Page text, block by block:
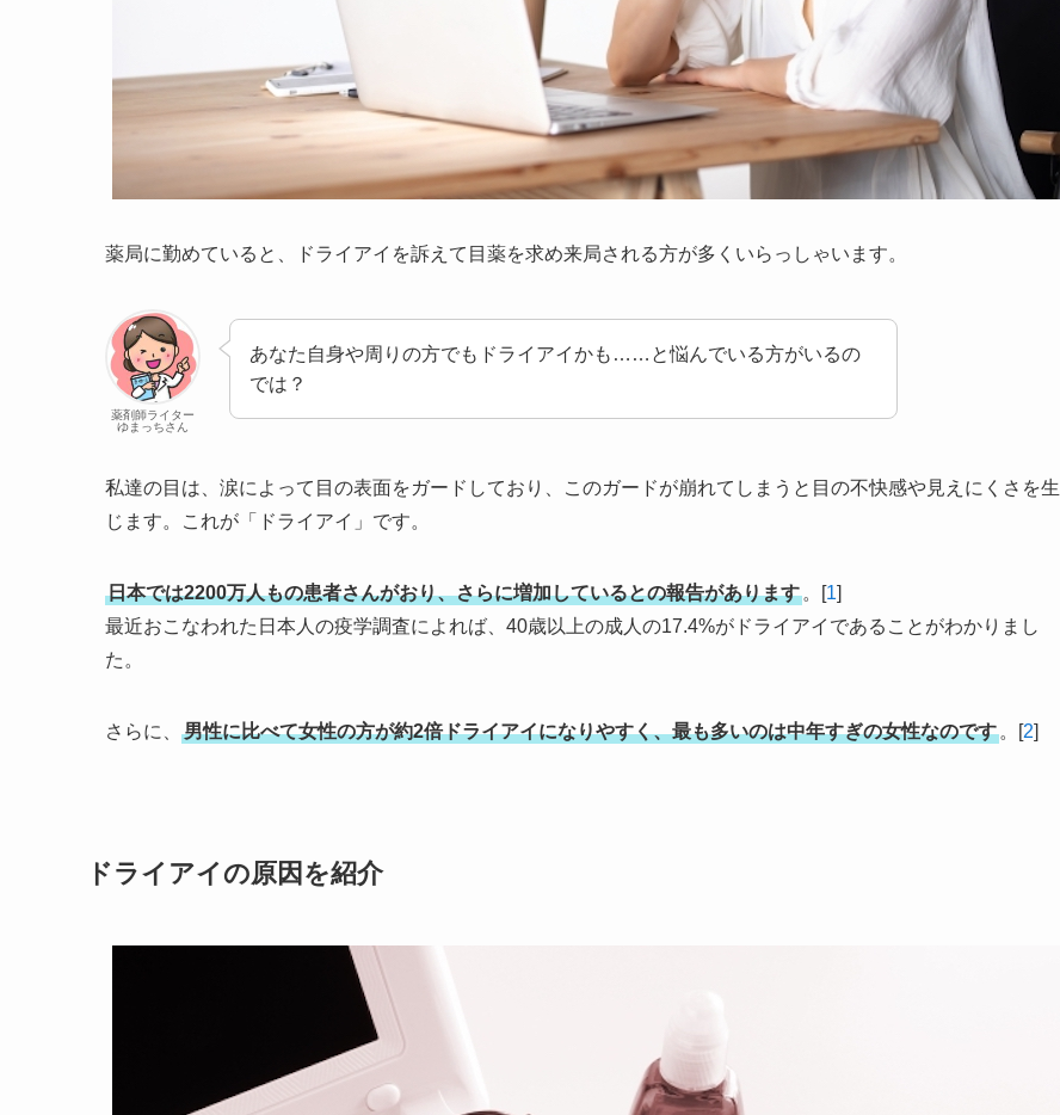
薬局に勤めていると、ドライアイを訴えて目薬を求め来局される方が多くいらっしゃいます。
薬剤師ライター
ゆまっちさん
あなた自身や周りの方でもドライアイかも……と悩んでいる方がいるの
では？
私達の目は、涙によって目の表面をガードしており、このガードが崩れてしまうと目の不快感や見えにくさを生
じます。これが「ドライアイ」です。
日本では2200万人もの患者さんがおり、さらに増加しているとの報告があります 。[1]
最近おこなわれた日本人の疫学調査によれば、40歳以上の成人の17.4%がドライアイであることがわかりまし
た。
さらに、 男性に比べて女性の方が約2倍ドライアイになりやすく、最も多いのは中年すぎの女性なのです 。[2]
ドライアイの原因を紹介